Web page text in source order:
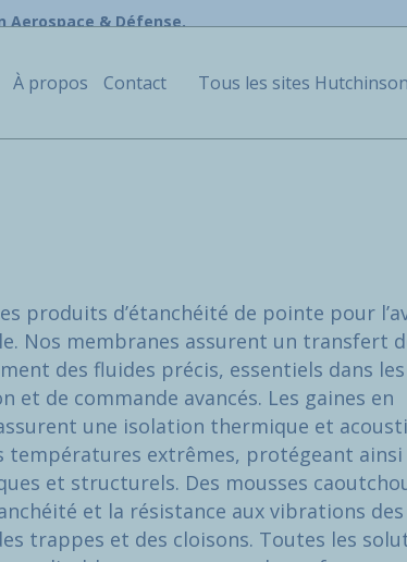
Aerospace & Défense.
À propos Contact Tous les sites Hutchinson
produits d’étanchéité de pointe pour
Nos membranes assurent un transfert
des fluides précis, essentiels dans les
et de commande avancés. Les gaines en
une isolation thermique et
températures extrêmes, protégeant ainsi
et structurels. Des mousses
et la résistance aux vibrations des
trappes et des cloisons. Toutes les